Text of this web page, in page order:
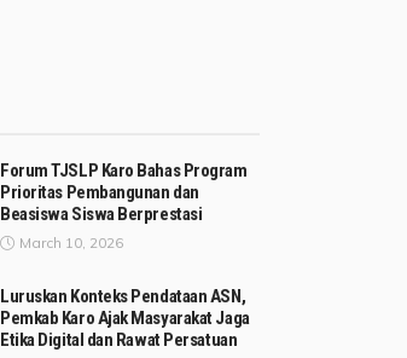
Forum TJSLP Karo Bahas Program
Prioritas Pembangunan dan
Beasiswa Siswa Berprestasi
March 10, 2026
Luruskan Konteks Pendataan ASN,
Pemkab Karo Ajak Masyarakat Jaga
Etika Digital dan Rawat Persatuan